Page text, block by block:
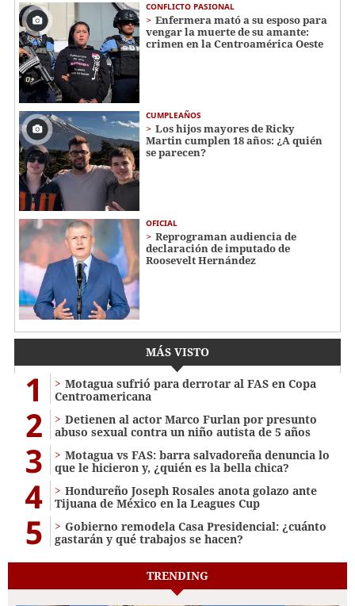
CONFLICTO PASIONAL
Enfermera mató a su esposo para
vengar la muerte de su amante:
crimen en la Centroamérica Oeste
CUMPLEAÑOS
Los hijos mayores de Ricky
Martin cumplen 18 años: ¿A quién
se parecen?
OFICIAL
Reprograman audiencia de
declaración de imputado de
Roosevelt Hernández
MÁS VISTO
1
Motagua sufrió para derrotar al FAS en Copa
Centroamericana
2
Detienen al actor Marco Furlan por presunto
abuso sexual contra un niño autista de 5 años
3
Motagua vs FAS: barra salvadoreña denuncia lo
que le hicieron y, ¿quién es la bella chica?
4
Hondureño Joseph Rosales anota golazo ante
Tijuana de México en la Leagues Cup
5
Gobierno remodela Casa Presidencial: ¿cuánto
gastarán y qué trabajos se hacen?
TRENDING